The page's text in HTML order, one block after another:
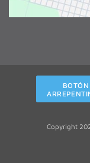
BOTÓN
Copyright